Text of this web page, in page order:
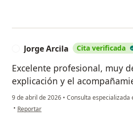
Jorge Arcila Cita verificada
Excelente profesional, muy
explicación y el
9 de abril de 2026 • Consulta especializada
• en opinión del usuario Jorge Arcila
Reportar